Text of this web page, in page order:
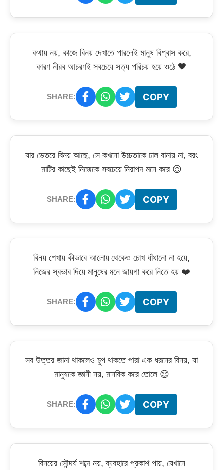
কথায় নয়, কাজে বিনয় দেখাতে পারলেই মানুষ বিশ্বাস করে,
কারণ নীরব আচরণই সবচেয়ে সত্য পরিচয় হয়ে ওঠে 🖤
SHARE: COPY
যার ভেতরে বিনয় আছে, সে কখনো উচ্চতাকে ঢাল বানায় না, বরং
মাটির কাছেই নিজেকে সবচেয়ে নিরাপদ মনে করে 😌
SHARE: COPY
বিনয় শেখায় কীভাবে আলোয় থেকেও চোখ ধাঁধানো না হয়ে,
নিজের স্বভাব দিয়ে মানুষের মনে জায়গা করে নিতে হয় ❤️
SHARE: COPY
সব উত্তর জানা থাকলেও চুপ থাকতে পারা এক ধরনের বিনয়, যা
মানুষকে জ্ঞানী নয়, মানবিক করে তোলে 😌
SHARE: COPY
বিনয়ের সৌন্দর্য শব্দে নয়, ব্যবহারে প্রকাশ পায়, যেখানে